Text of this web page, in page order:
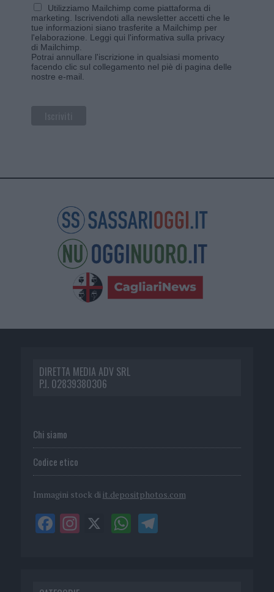
Utilizziamo Mailchimp come piattaforma di
marketing. Iscrivendoti alla newsletter accetti che le
tue informazioni siano trasferite a Mailchimp per
l'elaborazione. Leggi qui l'informativa sulla privacy
di Mailchimp
Potrai annullare l'iscrizione in qualsiasi momento
facendo clic sul collegamento nel piè di pagina delle
nostre e-mail.
DIRETTA MEDIA ADV SRL
P.I. 02839380306
Chi siamo
Codice etico
Immagini stock di it.depositphotos.com